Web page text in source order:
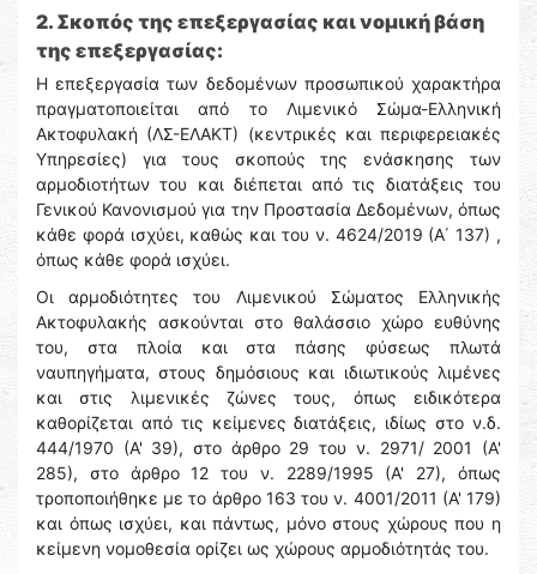
2. Σκοπός της επεξεργασίας και νομική βάση
της επεξεργασίας:
Η επεξεργασία των δεδομένων προσωπικού χαρακτήρα
πραγματοποιείται από το Λιμενικό Σώμα-Ελληνική
Ακτοφυλακή (ΛΣ-ΕΛΑΚΤ) (κεντρικές και περιφερειακές
Υπηρεσίες) για τους σκοπούς της ενάσκησης των
αρμοδιοτήτων του και διέπεται από τις διατάξεις του
Γενικού Κανονισμού για την Προστασία Δεδομένων, όπως
κάθε φορά ισχύει, καθώς και του ν. 4624/2019 (Α΄ 137) ,
όπως κάθε φορά ισχύει.
Οι αρμοδιότητες του Λιμενικού Σώματος Ελληνικής
Ακτοφυλακής ασκούνται στο θαλάσσιο χώρο ευθύνης
του, στα πλοία και στα πάσης φύσεως πλωτά
ναυπηγήματα, στους δημόσιους και ιδιωτικούς λιμένες
και στις λιμενικές ζώνες τους, όπως ειδικότερα
καθορίζεται από τις κείμενες διατάξεις, ιδίως στο ν.δ.
444/1970 (Α' 39), στο άρθρο 29 του ν. 2971/ 2001 (Α'
285), στο άρθρο 12 του ν. 2289/1995 (Α' 27), όπως
τροποποιήθηκε με το άρθρο 163 του ν. 4001/2011 (Α' 179)
και όπως ισχύει, και πάντως, μόνο στους χώρους που η
κείμενη νομοθεσία ορίζει ως χώρους αρμοδιότητάς του.